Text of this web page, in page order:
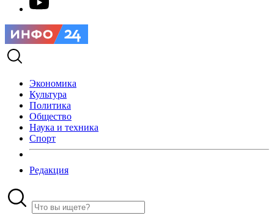
Экономика
Культура
Политика
Общество
Наука и техника
Спорт
Редакция